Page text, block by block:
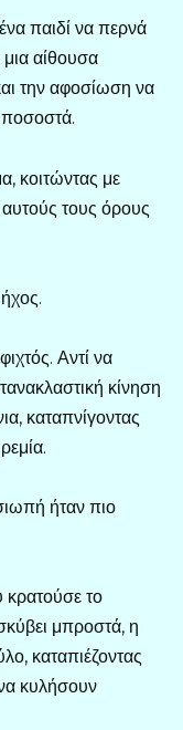
παιδί να περνά
αίθουσα
την αφοσίωση να
ποσοστά.
κοιτώντας με
τους όρους
Αντί να
κίνηση
καταπνίγοντας
ήταν πιο
το
μπροστά, η
καταπιέζοντας
κυλήσουν